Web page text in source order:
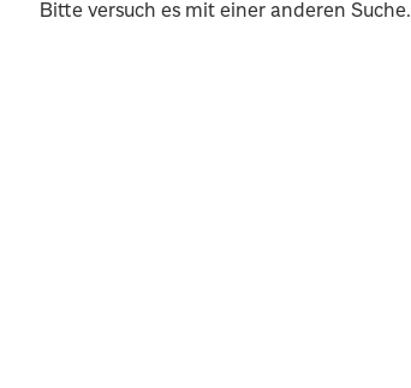
Bitte versuch es mit einer anderen Suche.